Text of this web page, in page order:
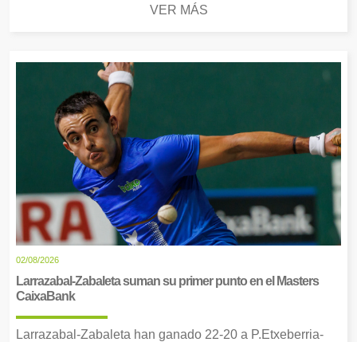
VER MÁS
02/08/2026
Larrazabal-Zabaleta suman su primer punto en el Masters
CaixaBank
Larrazabal-Zabaleta han ganado 22-20 a P.Etxeberria-